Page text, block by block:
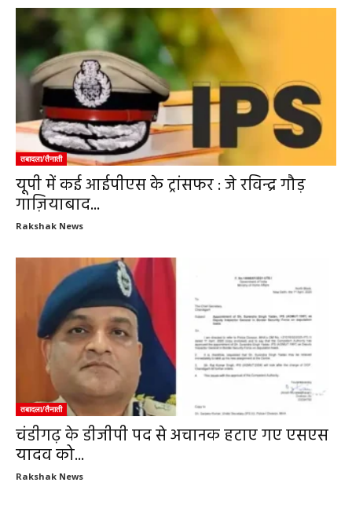
तबादला/तैनाती
यूपी में कई आईपीएस के ट्रांसफर : जे रविन्द्र गौड़
गाज़ियाबाद...
Rakshak News
तबादला/तैनाती
चंडीगढ़ के डीजीपी पद से अचानक हटाए गए एसएस
यादव को...
Rakshak News